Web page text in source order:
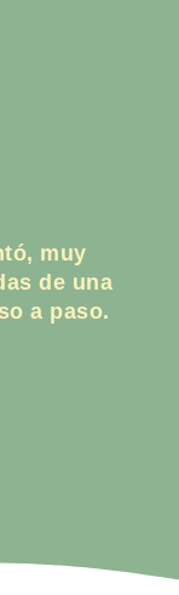
muy
de una
a paso.